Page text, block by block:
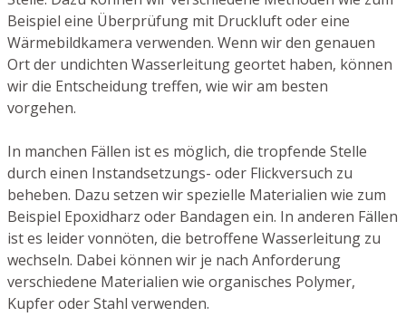
Beispiel eine Überprüfung mit Druckluft oder eine
Wärmebildkamera verwenden. Wenn wir den genauen
Ort der undichten Wasserleitung geortet haben, können
wir die Entscheidung treffen, wie wir am besten
vorgehen.
In manchen Fällen ist es möglich, die tropfende Stelle
durch einen Instandsetzungs- oder Flickversuch zu
beheben. Dazu setzen wir spezielle Materialien wie zum
Beispiel Epoxidharz oder Bandagen ein. In anderen Fällen
ist es leider vonnöten, die betroffene Wasserleitung zu
wechseln. Dabei können wir je nach Anforderung
verschiedene Materialien wie organisches Polymer,
Kupfer oder Stahl verwenden.